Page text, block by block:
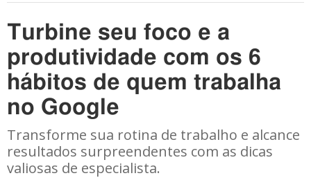
Turbine seu foco e a
produtividade com os 6
hábitos de quem trabalha
no Google
Transforme sua rotina de trabalho e alcance
resultados surpreendentes com as dicas
valiosas de especialista.